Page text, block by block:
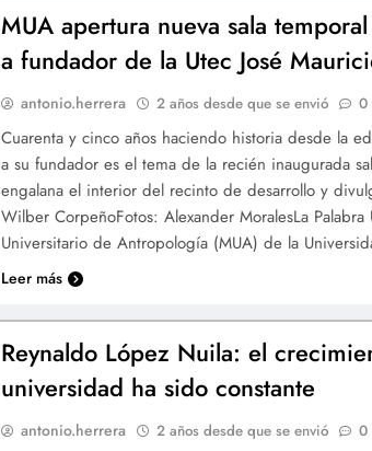
MUA apertura nueva sala
a fundador de la Utec José
antonio.herrera 2 años desde que se envió 0
Cuarenta y cinco años haciendo historia desde la
a su fundador es el tema de la recién inaugurada
engalana el interior del recinto de desarrollo y
Wilber CorpeñoFotos: Alexander MoralesLa Palabra
Universitario de Antropología (MUA) de la
Leer más
Reynaldo López Nuila: el
universidad ha sido constante
antonio.herrera 2 años desde que se envió 0